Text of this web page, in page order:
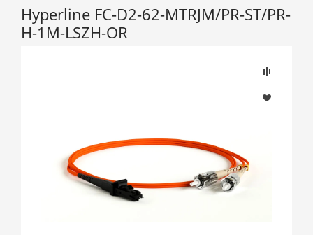
Hyperline FC-D2-62-MTRJM/PR-ST/PR-
H-1M-LSZH-OR